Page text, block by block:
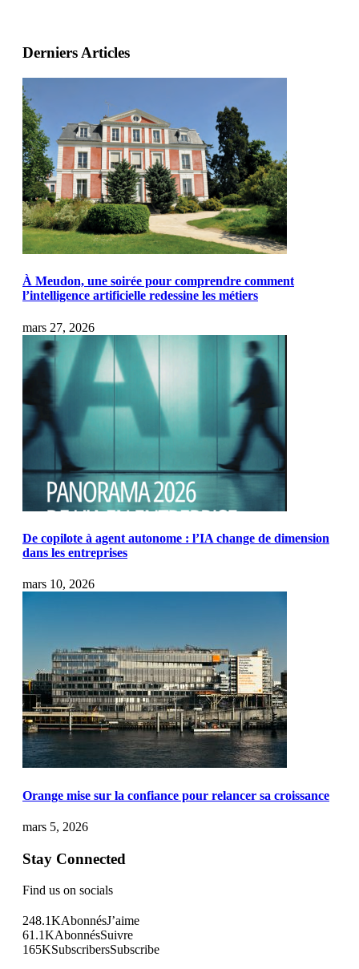
Derniers Articles
À Meudon, une soirée pour comprendre comment
l’intelligence artificielle redessine les métiers
mars 27, 2026
De copilote à agent autonome : l’IA change de dimension
dans les entreprises
mars 10, 2026
Orange mise sur la confiance pour relancer sa croissance
mars 5, 2026
Stay Connected
Find us on socials
248.1KAbonnésJ’aime
61.1KAbonnésSuivre
165KSubscribersSubscribe